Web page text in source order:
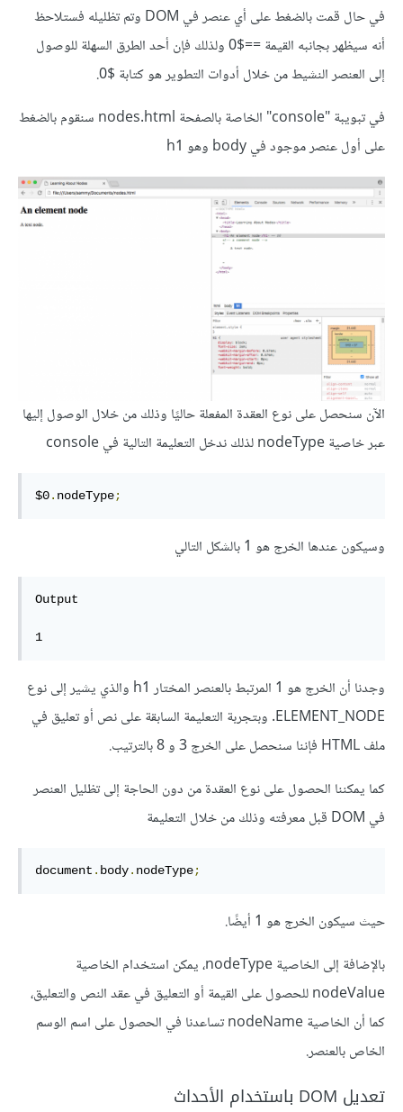
في حال قمت بالضغط على أي عنصر في DOM وتم تظليله فستلاحظ
أنه سيظهر بجانبه القيمة ==$0 ولذلك فإن أحد الطرق السهلة للوصول
إلى العنصر النشيط من خلال أدوات التطوير هو كتابة $0.
في تبويبة "console" الخاصة بالصفحة nodes.html سنقوم بالضغط
على أول عنصر موجود في body وهو h1
الآن سنحصل على نوع العقدة المفعلة حاليًا وذلك من خلال الوصول إليها
عبر خاصية nodeType لذلك ندخل التعليمة التالية في console
$0. nodeType;
وسيكون عندها الخرج هو 1 بالشكل التالي
Output
1
وجدنا أن الخرج هو 1 المرتبط بالعنصر المختار h1 والذي يشير إلى نوع
ELEMENT_NODE. وبتجربة التعليمة السابقة على نص أو تعليق في
ملف HTML فإننا سنحصل على الخرج 3 و 8 بالترتيب.
كما يمكننا الحصول على نوع العقدة من دون الحاجة إلى تظليل العنصر
في DOM قبل معرفته وذلك من خلال التعليمة
document . body. nodeType;
حيث سيكون الخرج هو 1 أيضًا.
بالإضافة إلى الخاصية nodeType، يمكن استخدام الخاصية
nodeValue للحصول على القيمة أو التعليق في عقد النص والتعليق،
كما أن الخاصية nodeName تساعدنا في الحصول على اسم الوسم
الخاص بالعنصر.
تعديل DOM باستخدام الأحداث